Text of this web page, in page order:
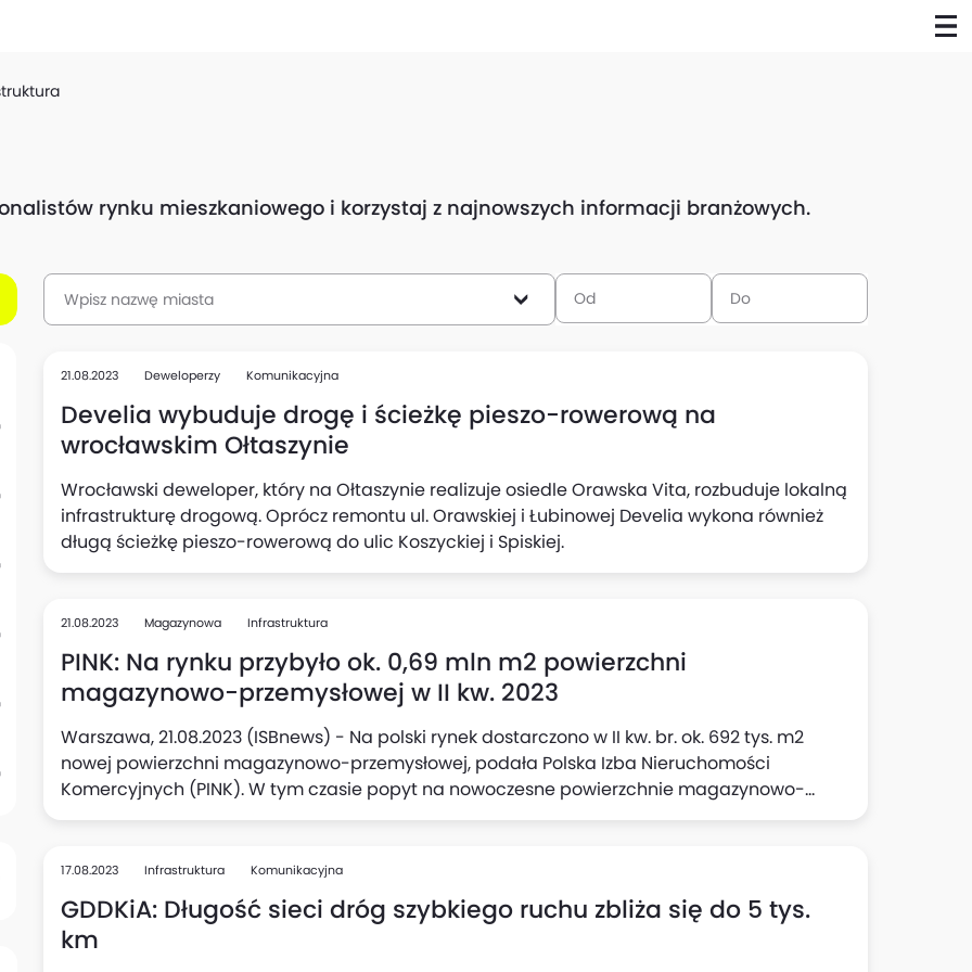
rynku mieszkaniowego i korzystaj z najnowszych informacji branżowych.
21.08.2023 Deweloperzy Komunikacyjna
Develia wybuduje drogę i ścieżkę pieszo-rowerową na
wrocławskim Ołtaszynie
Wrocławski deweloper, który na Ołtaszynie realizuje osiedle Orawska Vita, rozbuduje lokalną
infrastrukturę drogową. Oprócz remontu ul. Orawskiej i Łubinowej Develia wykona również
długą ścieżkę pieszo-rowerową do ulic Koszyckiej i Spiskiej.
21.08.2023 Magazynowa Infrastruktura
PINK: Na rynku przybyło ok. 0,69 mln m2 powierzchni
magazynowo-przemysłowej w II kw. 2023
Warszawa, 21.08.2023 (ISBnews) - Na polski rynek dostarczono w II kw. br. ok. 692 tys. m2
nowej powierzchni magazynowo-przemysłowej, podała Polska Izba Nieruchomości
Komercyjnych (PINK). W tym czasie popyt na nowoczesne powierzchnie magazynowo-
przemysłowe osiągnął niema 1,04 mln m2.
17.08.2023 Infrastruktura Komunikacyjna
GDDKiA: Długość sieci dróg szybkiego ruchu zbliża się do 5 tys.
km